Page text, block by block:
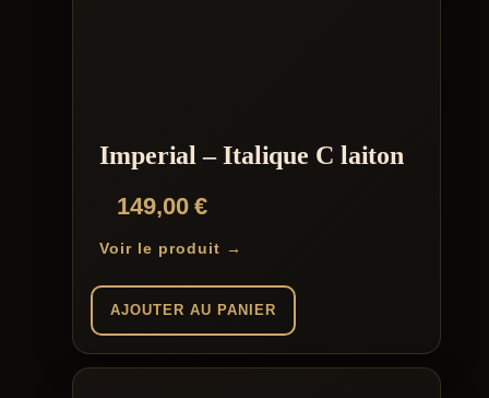
Imperial – Italique C laiton
149,00€
Voir le produit →
AJOUTER AU PANIER